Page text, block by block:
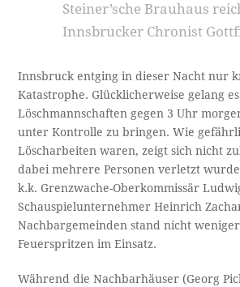
Steiner’sche Brauhaus
Innsbrucker Chronist
Innsbruck entging in dieser Nacht nur
Katastrophe. Glücklicherweise gelang
Löschmannschaften gegen 3 Uhr
unter Kontrolle zu bringen. Wie
Löscharbeiten waren, zeigt sich nicht
dabei mehrere Personen verletzt
k.k. Grenzwache-Oberkommissär
Schauspielunternehmer Heinrich
Nachbargemeinden stand nicht weniger
Feuerspritzen im Einsatz.
Während die Nachbarhäuser (Georg